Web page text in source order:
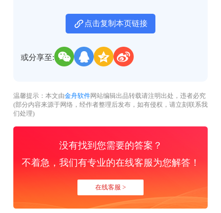
点击复制本页链接
或分享至:
温馨提示：本文由金舟软件网站编辑出品转载请注明出处，违者必究
(部分内容来源于网络，经作者整理后发布，如有侵权，请立刻联系我
们处理)
没有找到您需要的答案？
不着急，我们有专业的在线客服为您解答！
在线客服 >